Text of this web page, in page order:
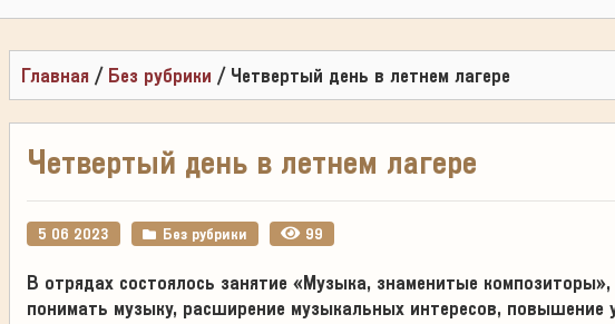
Главная / Без рубрики / Четвертый день в летнем лагере
Четвертый день в летнем лагере
5 06 2023 Без рубрики 99
В отрядах состоялось занятие «Музыка, знаменитые
понимать музыку, расширение музыкальных интересов,